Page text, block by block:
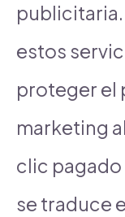
publicitaria.
estos
proteger el
marketing
clic pagado
se traduce